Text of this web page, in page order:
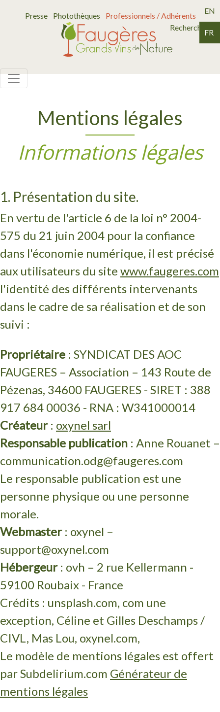
Presse Photothèques
Professionnels / Adhérents
Recherche
EN
FR
Mentions légales
Informations légales
1. Présentation du site.
En vertu de l'article 6 de la loi n° 2004-
575 du 21 juin 2004 pour la confiance
dans l'économie numérique, il est précisé
aux utilisateurs du site www.faugeres.com
l'identité des différents intervenants
dans le cadre de sa réalisation et de son
suivi :
Propriétaire : SYNDICAT DES AOC
FAUGERES – Association – 143 Route de
Pézenas, 34600 FAUGERES - SIRET : 388
917 684 00036 - RNA : W341000014
Créateur: oxynel sarl
Responsable publication : Anne Rouanet –
communication.odg@faugeres.com
Le responsable publication est une
personne physique ou une personne
morale.
Webmaster: oxynel –
support@oxynel.com
Hébergeur: ovh – 2 rue Kellermann -
59100 Roubaix - France
Crédits : unsplash.com, com une
exception, Céline et Gilles Deschamps /
CIVL, Mas Lou, oxynel.com,
Le modèle de mentions légales est offert
par Subdelirium.com Générateur de
mentions légales